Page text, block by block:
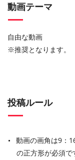
動画テーマ
自由な動画
※推奨となります。
投稿ルール
動画の画角は9：
の正方形が必須で